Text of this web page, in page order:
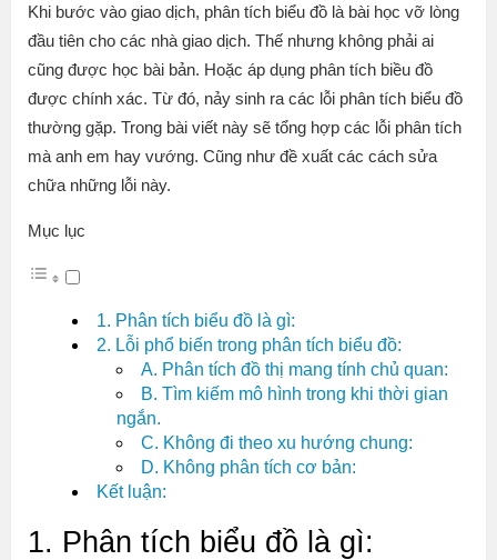
Khi bước vào giao dịch, phân tích biểu đồ là bài học vỡ lòng
đầu tiên cho các nhà giao dịch. Thế nhưng không phải ai
cũng được học bài bản. Hoặc áp dụng phân tích biều đồ
được chính xác. Từ đó, nảy sinh ra các lỗi phân tích biểu đồ
thường gặp. Trong bài viết này sẽ tổng hợp các lỗi phân tích
mà anh em hay vướng. Cũng như đề xuất các cách sửa
chữa những lỗi này.
Mục lục
1. Phân tích biểu đồ là gì:
2. Lỗi phổ biến trong phân tích biểu đồ:
A. Phân tích đồ thị mang tính chủ quan:
B. Tìm kiếm mô hình trong khi thời gian
ngắn.
C. Không đi theo xu hướng chung:
D. Không phân tích cơ bản:
Kết luận:
1. Phân tích biểu đồ là gì: